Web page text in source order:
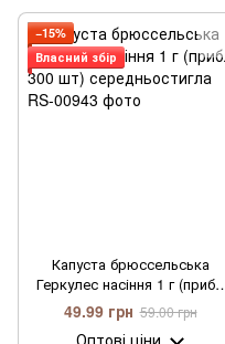
−15%
Власний збір
Капуста брюссельська
Геркулес насіння 1 г (прибл
300 шт) середньостигла
49.99 грн 59.00 грн